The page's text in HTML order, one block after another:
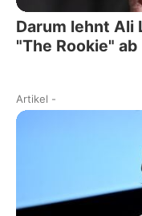
Darum lehnt Ali
"The Rookie" ab
Artikel -